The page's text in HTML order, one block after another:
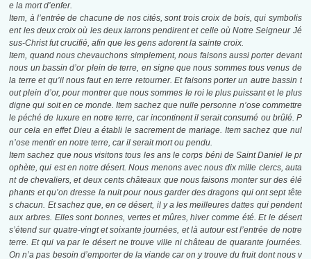
e la mort d’enfer.
Item, à l’entrée de chacune de nos cités, sont trois croix de bois, qui symbolis
ent les deux croix où les deux larrons pendirent et celle où Notre Seigneur Jé
sus-Christ fut crucifié, afin que les gens adorent la sainte croix.
Item, quand nous chevauchons simplement, nous faisons aussi porter devant
nous un bassin d’or plein de terre, en signe que nous sommes tous venus de
la terre et qu’il nous faut en terre retourner. Et faisons porter un autre bassin t
out plein d’or, pour montrer que nous sommes le roi le plus puissant et le plus
digne qui soit en ce monde. Item sachez que nulle personne n’ose commettre
le péché de luxure en notre terre, car incontinent il serait consumé ou brûlé. P
our cela en effet Dieu a établi le sacrement de mariage. Item sachez que nul
n’ose mentir en notre terre, car il serait mort ou pendu.
Item sachez que nous visitons tous les ans le corps béni de Saint Daniel le pr
ophète, qui est en notre désert. Nous menons avec nous dix mille clercs, auta
nt de chevaliers, et deux cents châteaux que nous faisons monter sur des élé
phants et qu’on dresse la nuit pour nous garder des dragons qui ont sept tête
s chacun. Et sachez que, en ce désert, il y a les meilleures dattes qui pendent
aux arbres. Elles sont bonnes, vertes et mûres, hiver comme été. Et le désert
s’étend sur quatre-vingt et soixante journées, et là autour est l’entrée de notre
terre. Et qui va par le désert ne trouve ville ni château de quarante journées.
On n’a pas besoin d’emporter de la viande car on y trouve du fruit dont nous v